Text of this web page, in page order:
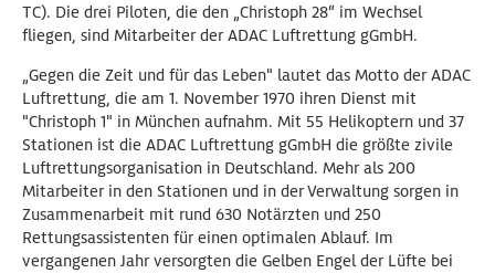
TC). Die drei Piloten, die den „Christoph 28“ im Wechsel
fliegen, sind Mitarbeiter der ADAC Luftrettung gGmbH.
„Gegen die Zeit und für das Leben" lautet das Motto der ADAC
Luftrettung, die am 1. November 1970 ihren Dienst mit
"Christoph 1" in München aufnahm. Mit 55 Helikoptern und 37
Stationen ist die ADAC Luftrettung gGmbH die größte zivile
Luftrettungsorganisation in Deutschland. Mehr als 200
Mitarbeiter in den Stationen und in der Verwaltung sorgen in
Zusammenarbeit mit rund 630 Notärzten und 250
Rettungsassistenten für einen optimalen Ablauf. Im
vergangenen Jahr versorgten die Gelben Engel der Lüfte bei